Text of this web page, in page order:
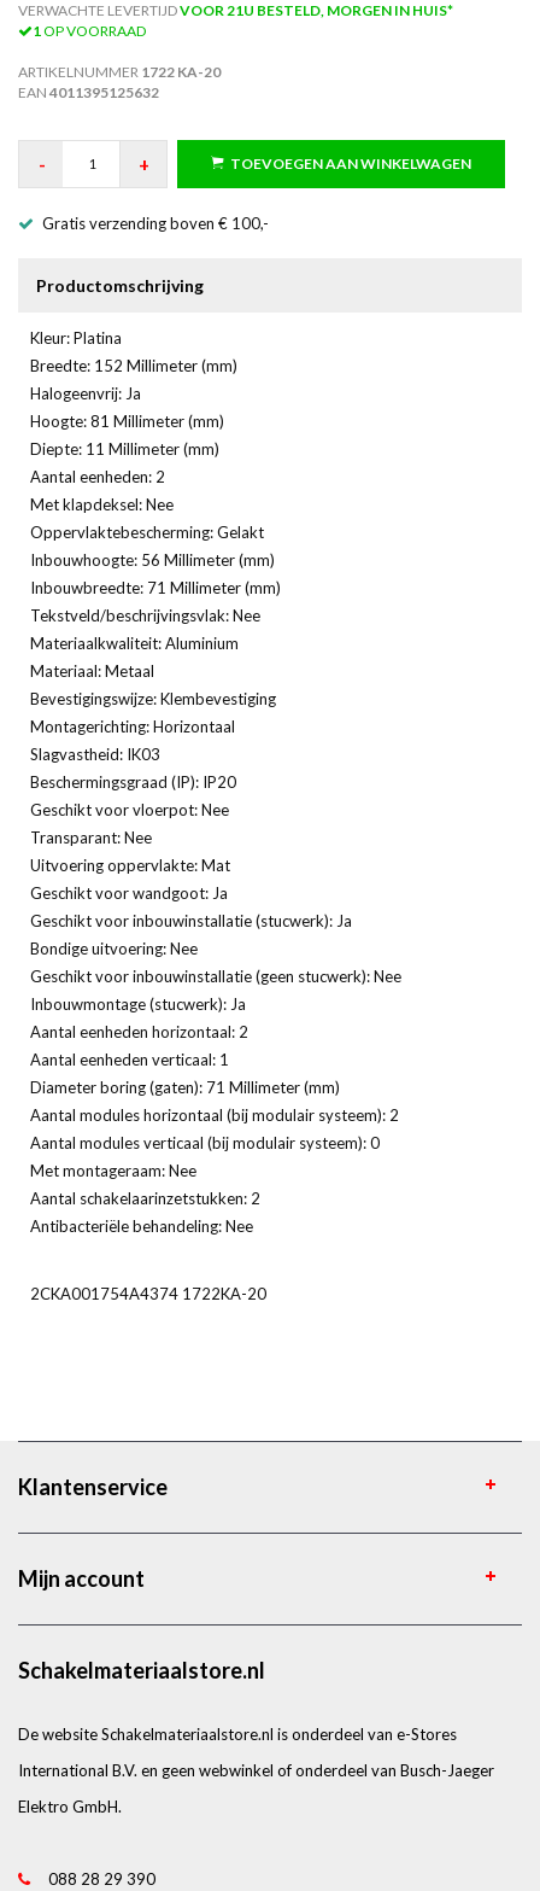
VERWACHTE LEVERTIJDVOOR 21U BESTELD, MORGEN IN HUIS*
1OP VOORRAAD
ARTIKELNUMMER 1722 KA-20
EAN 4011395125632
- + TOEVOEGEN AAN WINKELWAGEN
Gratis verzending boven € 100,-
Productomschrijving
Kleur: Platina
Breedte: 152 Millimeter (mm)
Halogeenvrij: Ja
Hoogte: 81 Millimeter (mm)
Diepte: 11 Millimeter (mm)
Aantal eenheden: 2
Met klapdeksel: Nee
Oppervlaktebescherming: Gelakt
Inbouwhoogte: 56 Millimeter (mm)
Inbouwbreedte: 71 Millimeter (mm)
Tekstveld/beschrijvingsvlak: Nee
Materiaalkwaliteit: Aluminium
Materiaal: Metaal
Bevestigingswijze: Klembevestiging
Montagerichting: Horizontaal
Slagvastheid: IK03
Beschermingsgraad (IP): IP20
Geschikt voor vloerpot: Nee
Transparant: Nee
Uitvoering oppervlakte: Mat
Geschikt voor wandgoot: Ja
Geschikt voor inbouwinstallatie (stucwerk): Ja
Bondige uitvoering: Nee
Geschikt voor inbouwinstallatie (geen stucwerk): Nee
Inbouwmontage (stucwerk): Ja
Aantal eenheden horizontaal: 2
Aantal eenheden verticaal: 1
Diameter boring (gaten): 71 Millimeter (mm)
Aantal modules horizontaal (bij modulair systeem): 2
Aantal modules verticaal (bij modulair systeem): 0
Met montageraam: Nee
Aantal schakelaarinzetstukken: 2
Antibacteriële behandeling: Nee
2CKA001754A4374 1722KA-20
Klantenservice
Mijn account
Schakelmateriaalstore.nl
De website Schakelmateriaalstore.nl is onderdeel van e-Stores
International B.V. en geen webwinkel of onderdeel van Busch-Jaeger
Elektro GmbH.
088 28 29 390